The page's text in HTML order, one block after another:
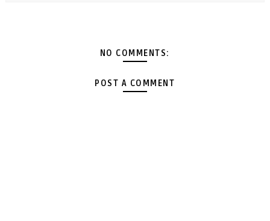
NO COMMENTS:
POST A COMMENT